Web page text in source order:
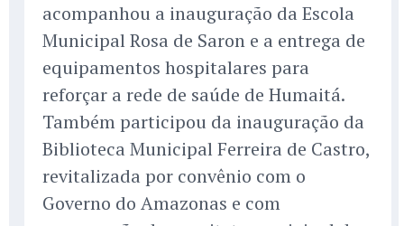
acompanhou a inauguração da Escola
Municipal Rosa de Saron e a entrega de
equipamentos hospitalares para
reforçar a rede de saúde de Humaitá.
Também participou da inauguração da
Biblioteca Municipal Ferreira de Castro,
revitalizada por convênio com o
Governo do Amazonas e com